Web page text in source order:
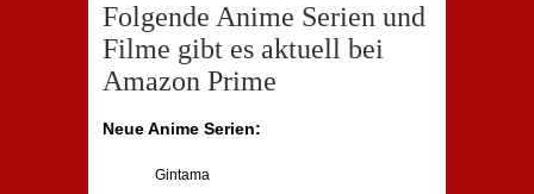
Folgende Anime Serien und
Filme gibt es aktuell bei
Amazon Prime
Neue Anime Serien:
Gintama